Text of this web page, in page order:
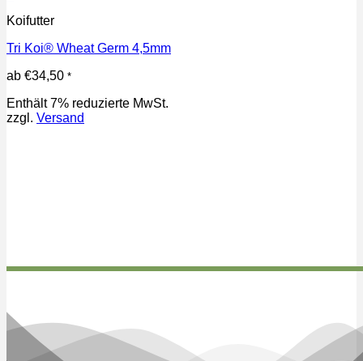
Produkt
mehrere
auf.
Optionen
können
Koifutter
Tri Koi® Wheat Germ 4,5mm
ab €34,50 *
Enthält 7% reduzierte MwSt.
zzgl. Versand